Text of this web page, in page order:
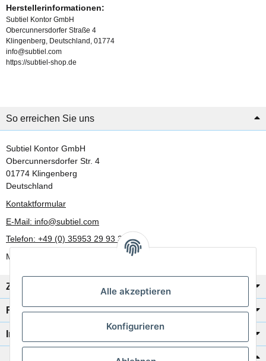
Alle akzeptieren
Konfigurieren
Herstellerinformationen:
Subtiel Kontor GmbH
Obercunnersdorfer Straße 4
Klingenberg, Deutschland, 01774
info@subtiel.com
https://subtiel-shop.de
So erreichen Sie uns
Subtiel Kontor GmbH
Obercunnersdorfer Str. 4
01774 Klingenberg
Deutschland
Kontaktformular
E-Mail: info@subtiel.com
Telefon: +49 (0) 35953 29 93 30
Mo-Fr: 8:00 Uhr - 17:00 Uhr
Zahlung/Versand
Rechtliches
Informationen
Katalog zur Hand?